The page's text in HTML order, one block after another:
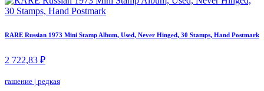
RARE Russian 1973 Mini Stamp Album, Used, Never Hinged, 30 Stamps, Hand Postmark
2 722,83 ₽
гашение | редкая